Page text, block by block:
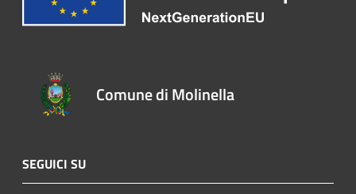
Comune di Molinella
SEGUICI SU